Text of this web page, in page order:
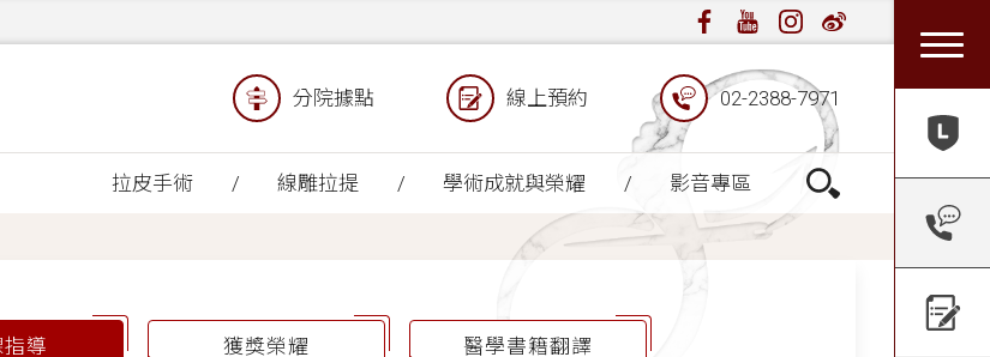
分院據點 線上預約 02-2388-7971
拉皮手術 線雕拉提 學術成就與榮耀 影音專區
導 獲獎榮耀 醫學書籍翻譯